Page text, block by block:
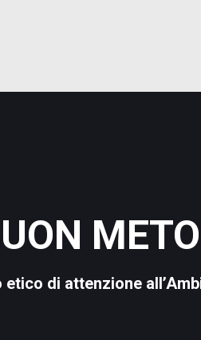
etico di attenzione